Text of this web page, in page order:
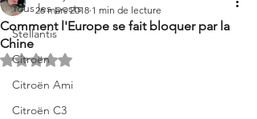
Tous les posts
Stellantis
Citroën
Citroën Ami
Citroën C3
Comment l'Europe se fait bloquer par la
Chine
26 mars 2018 1 min de lecture
Noté NaN étoiles sur 5.